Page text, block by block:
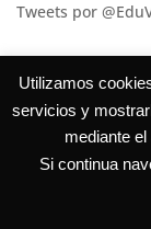
Tweets por
Utilizamos
servicios y
mediante
Si continua